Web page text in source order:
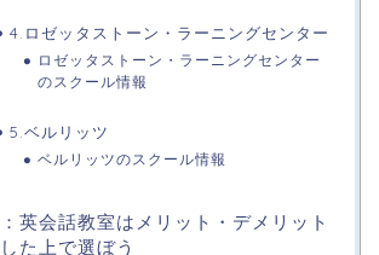
4.ロゼッタストーン・ラーニングセンター
ロゼッタストーン・ラーニングセンター
のスクール情報
5.ベルリッツ
ベルリッツのスクール情報
英会話教室はメリット・デメリット
た上で選ぼう